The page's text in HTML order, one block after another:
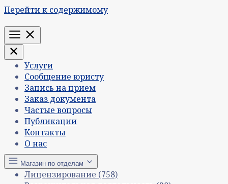
Перейти к содержимому
Меню
Услуги
Сообщение юристу
Запись на прием
Заказ документа
Частые вопросы
Публикации
Контакты
О нас
Магазин по отделам
Лицензирование (758)